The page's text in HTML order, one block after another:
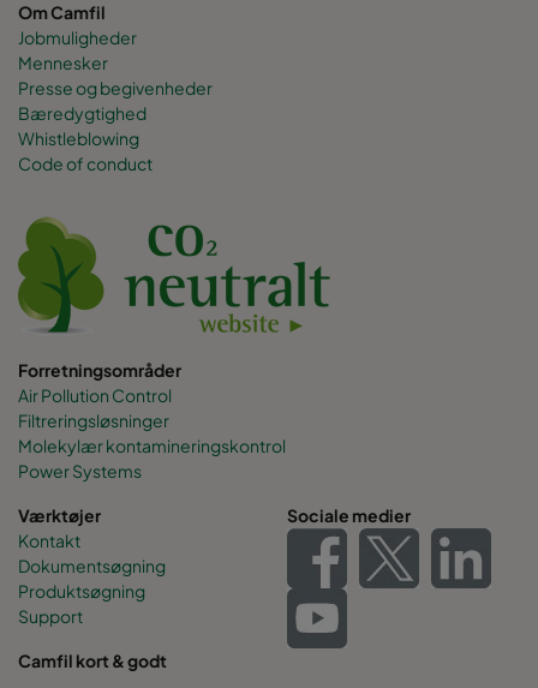
Om Camfil
Jobmuligheder
Mennesker
Presse og begivenheder
Bæredygtighed
Whistleblowing
Code of conduct
Forretningsområder
Air Pollution Control
Filtreringsløsninger
Molekylær kontamineringskontrol
Power Systems
Værktøjer
Kontakt
Dokumentsøgning
Produktsøgning
Support
Sociale medier
Camfil kort & godt